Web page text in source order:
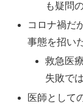
も疑問
コロナ禍だ
事態を招い
救急医
失敗で
医師として